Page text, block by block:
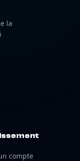
la
compte